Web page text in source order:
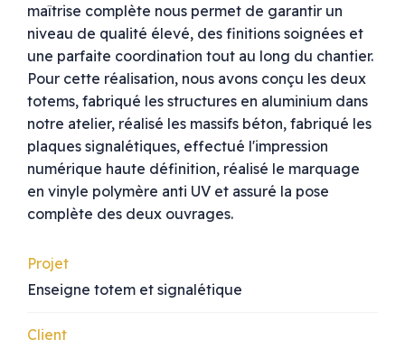
maîtrise complète nous permet de garantir un
niveau de qualité élevé, des finitions soignées et
une parfaite coordination tout au long du chantier.
Pour cette réalisation, nous avons conçu les deux
totems, fabriqué les structures en aluminium dans
notre atelier, réalisé les massifs béton, fabriqué les
plaques signalétiques, effectué l'impression
numérique haute définition, réalisé le marquage
en vinyle polymère anti UV et assuré la pose
complète des deux ouvrages.
Projet
Enseigne totem et signalétique
Client